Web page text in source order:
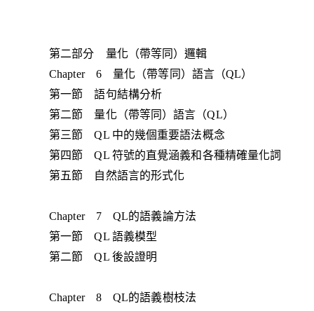
第二部分 量化（帶等同）邏輯
Chapter 6 量化（帶等同）語言（QL）
第一節 語句結構分析
第二節 量化（帶等同）語言（QL）
第三節 QL 中的幾個重要語法概念
第四節 QL 符號的直覺涵義和各種精確量化詞
第五節 自然語言的形式化
Chapter 7 QL的語義論方法
第一節 QL 語義模型
第二節 QL 後設證明
Chapter 8 QL的語義樹枝法